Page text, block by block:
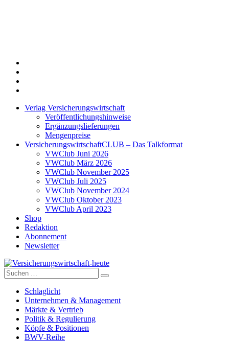
Verlag Versicherungswirtschaft
Veröffentlichungshinweise
Ergänzungslieferungen
Mengenpreise
VersicherungswirtschaftCLUB – Das Talkformat
VWClub Juni 2026
VWClub März 2026
VWClub November 2025
VWClub Juli 2025
VWClub November 2024
VWClub Oktober 2023
VWClub April 2023
Shop
Redaktion
Abonnement
Newsletter
Versicherungswirtschaft-heute
Suche
nach:
Schlaglicht
Unternehmen & Management
Märkte & Vertrieb
Politik & Regulierung
Köpfe & Positionen
BWV-Reihe